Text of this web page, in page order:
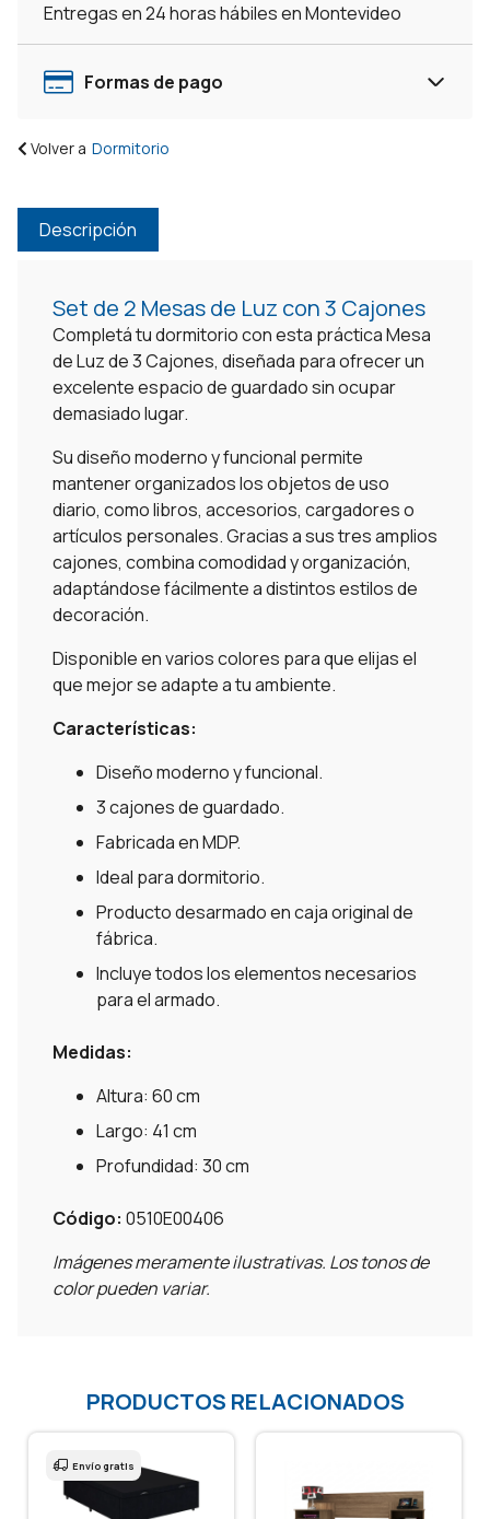
Cajones
-
Negro
Entregas en 24 horas hábiles en Montevideo
Formas de pago
Volver a Dormitorio
Descripción
Set de 2 Mesas de Luz con 3 Cajones
Completá tu dormitorio con esta práctica Mesa
de Luz de 3 Cajones, diseñada para ofrecer un
excelente espacio de guardado sin ocupar
demasiado lugar.
Su diseño moderno y funcional permite
mantener organizados los objetos de uso
diario, como libros, accesorios, cargadores o
artículos personales. Gracias a sus tres amplios
cajones, combina comodidad y organización,
adaptándose fácilmente a distintos estilos de
decoración.
Disponible en varios colores para que elijas el
que mejor se adapte a tu ambiente.
Características:
Diseño moderno y funcional.
3 cajones de guardado.
Fabricada en MDP.
Ideal para dormitorio.
Producto desarmado en caja original de
fábrica.
Incluye todos los elementos necesarios
para el armado.
Medidas:
Altura: 60 cm
Largo: 41 cm
Profundidad: 30 cm
Código: 0510E00406
Imágenes meramente ilustrativas. Los tonos de
color pueden variar.
PRODUCTOS RELACIONADOS
Envío gratis